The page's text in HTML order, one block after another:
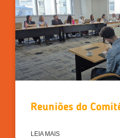
Reuniões do
LEIA MAIS